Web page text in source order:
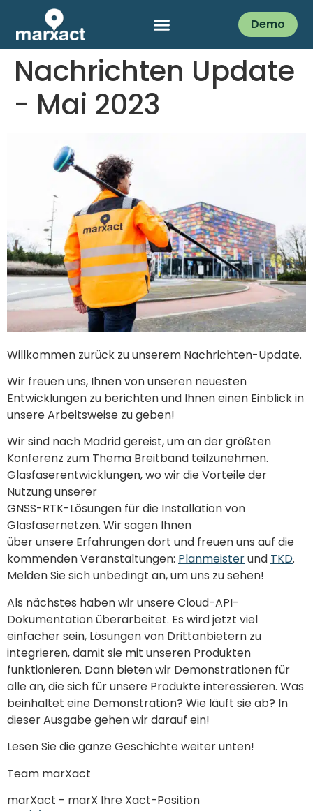
Demo
Nachrichten Update
- Mai 2023
Willkommen zurück zu unserem Nachrichten-Update.
Wir freuen uns, Ihnen von unseren neuesten
Entwicklungen zu berichten und Ihnen einen Einblick in
unsere Arbeitsweise zu geben!
Wir sind nach Madrid gereist, um an der größten
Konferenz zum Thema Breitband teilzunehmen.
Glasfaserentwicklungen, wo wir die Vorteile der
Nutzung unserer
GNSS-RTK-Lösungen für die Installation von
Glasfasernetzen. Wir sagen Ihnen
über unsere Erfahrungen dort und freuen uns auf die
kommenden Veranstaltungen: Planmeisterund TKD.
Melden Sie sich unbedingt an, um uns zu sehen!
Als nächstes haben wir unsere Cloud-API-
Dokumentation überarbeitet. Es wird jetzt viel
einfacher sein, Lösungen von Drittanbietern zu
integrieren, damit sie mit unseren Produkten
funktionieren. Dann bieten wir Demonstrationen für
alle an, die sich für unsere Produkte interessieren. Was
beinhaltet eine Demonstration? Wie läuft sie ab? In
dieser Ausgabe gehen wir darauf ein!
Lesen Sie die ganze Geschichte weiter unten!
Team marXact
marXact - marX Ihre Xact-Position